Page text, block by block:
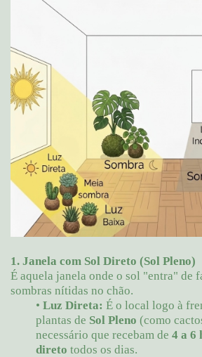
1. Janela com Sol Direto (Sol Pleno)
É aquela janela onde o sol "entra" de
sombras nítidas no chão.
• Luz Direta: É o local logo à
plantas de Sol Pleno (como
necessário que recebam de 4 a 6
direto todos os dias.